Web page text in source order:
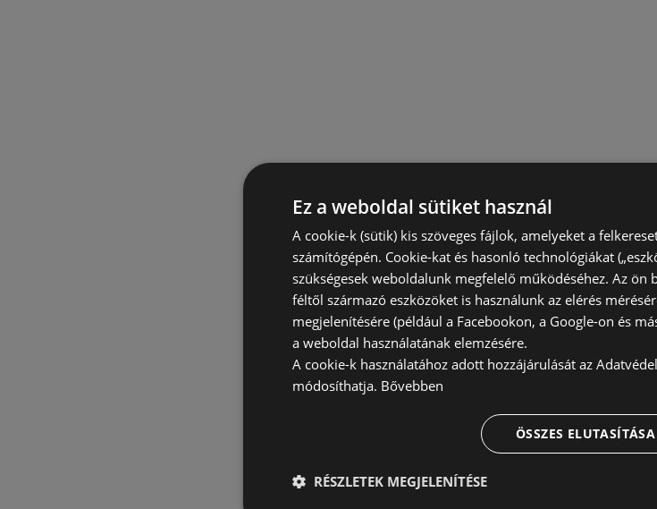
Ez a weboldal sütiket használ
A cookie-k (sütik) kis szöveges fájlok, amelyeket a
számítógépén. Cookie-kat és hasonló technológiákat
szükségesek weboldalunk megfelelő működéséhez. Az ön
féltől származó eszközöket is használunk az elérés
megjelenítésére (például a Facebookon, a Google-on és
a weboldal használatának elemzésére.
A cookie-k használatához adott hozzájárulását az
módosíthatja. Bővebben
ÖSSZES ELUTASÍTÁSA
RÉSZLETEK MEGJELENÍTÉSE